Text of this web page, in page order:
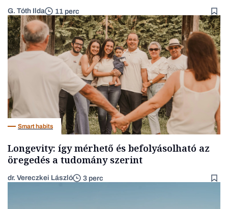
G. Tóth Ilda 11 perc
Smart habits
Longevity: így mérhető és befolyásolható az
öregedés a tudomány szerint
dr. Vereczkei László 3 perc